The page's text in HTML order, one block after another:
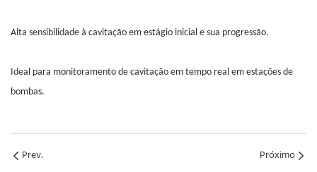
Alta sensibilidade à cavitação em estágio inicial e sua progressão.
Ideal para monitoramento de cavitação em tempo real em estações de
bombas.
Prev. Próximo